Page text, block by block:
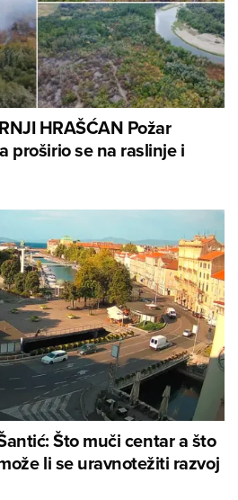
HRAŠĆAN Požar
proširio se na raslinje i
Što muči centar a što
li se uravnotežiti razvoj